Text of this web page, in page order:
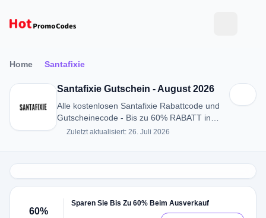
Home Santafixie
Santafixie Gutschein - August 2026
Alle kostenlosen Santafixie Rabattcode und
Gutscheinecode - Bis zu 60% RABATT in
August 2026
Zuletzt aktualisiert: 26. Juli 2026
60%
Sparen Sie Bis Zu 60% Beim Ausverkauf